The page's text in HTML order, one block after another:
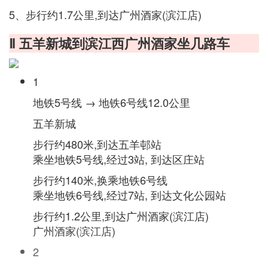
5、步行约1.7公里,到达广州酒家(滨江店)
Ⅱ 五羊新城到滨江西广州酒家坐几路车
1
地铁5号线 → 地铁6号线12.0公里
五羊新城
步行约480米,到达五羊邨站
乘坐地铁5号线,经过3站, 到达区庄站
步行约140米,换乘地铁6号线
乘坐地铁6号线,经过7站, 到达文化公园站
步行约1.2公里,到达广州酒家(滨江店)
广州酒家(滨江店)
2